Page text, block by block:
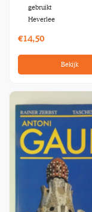
gebruikt
Heverlee
€14,50
Bekijk